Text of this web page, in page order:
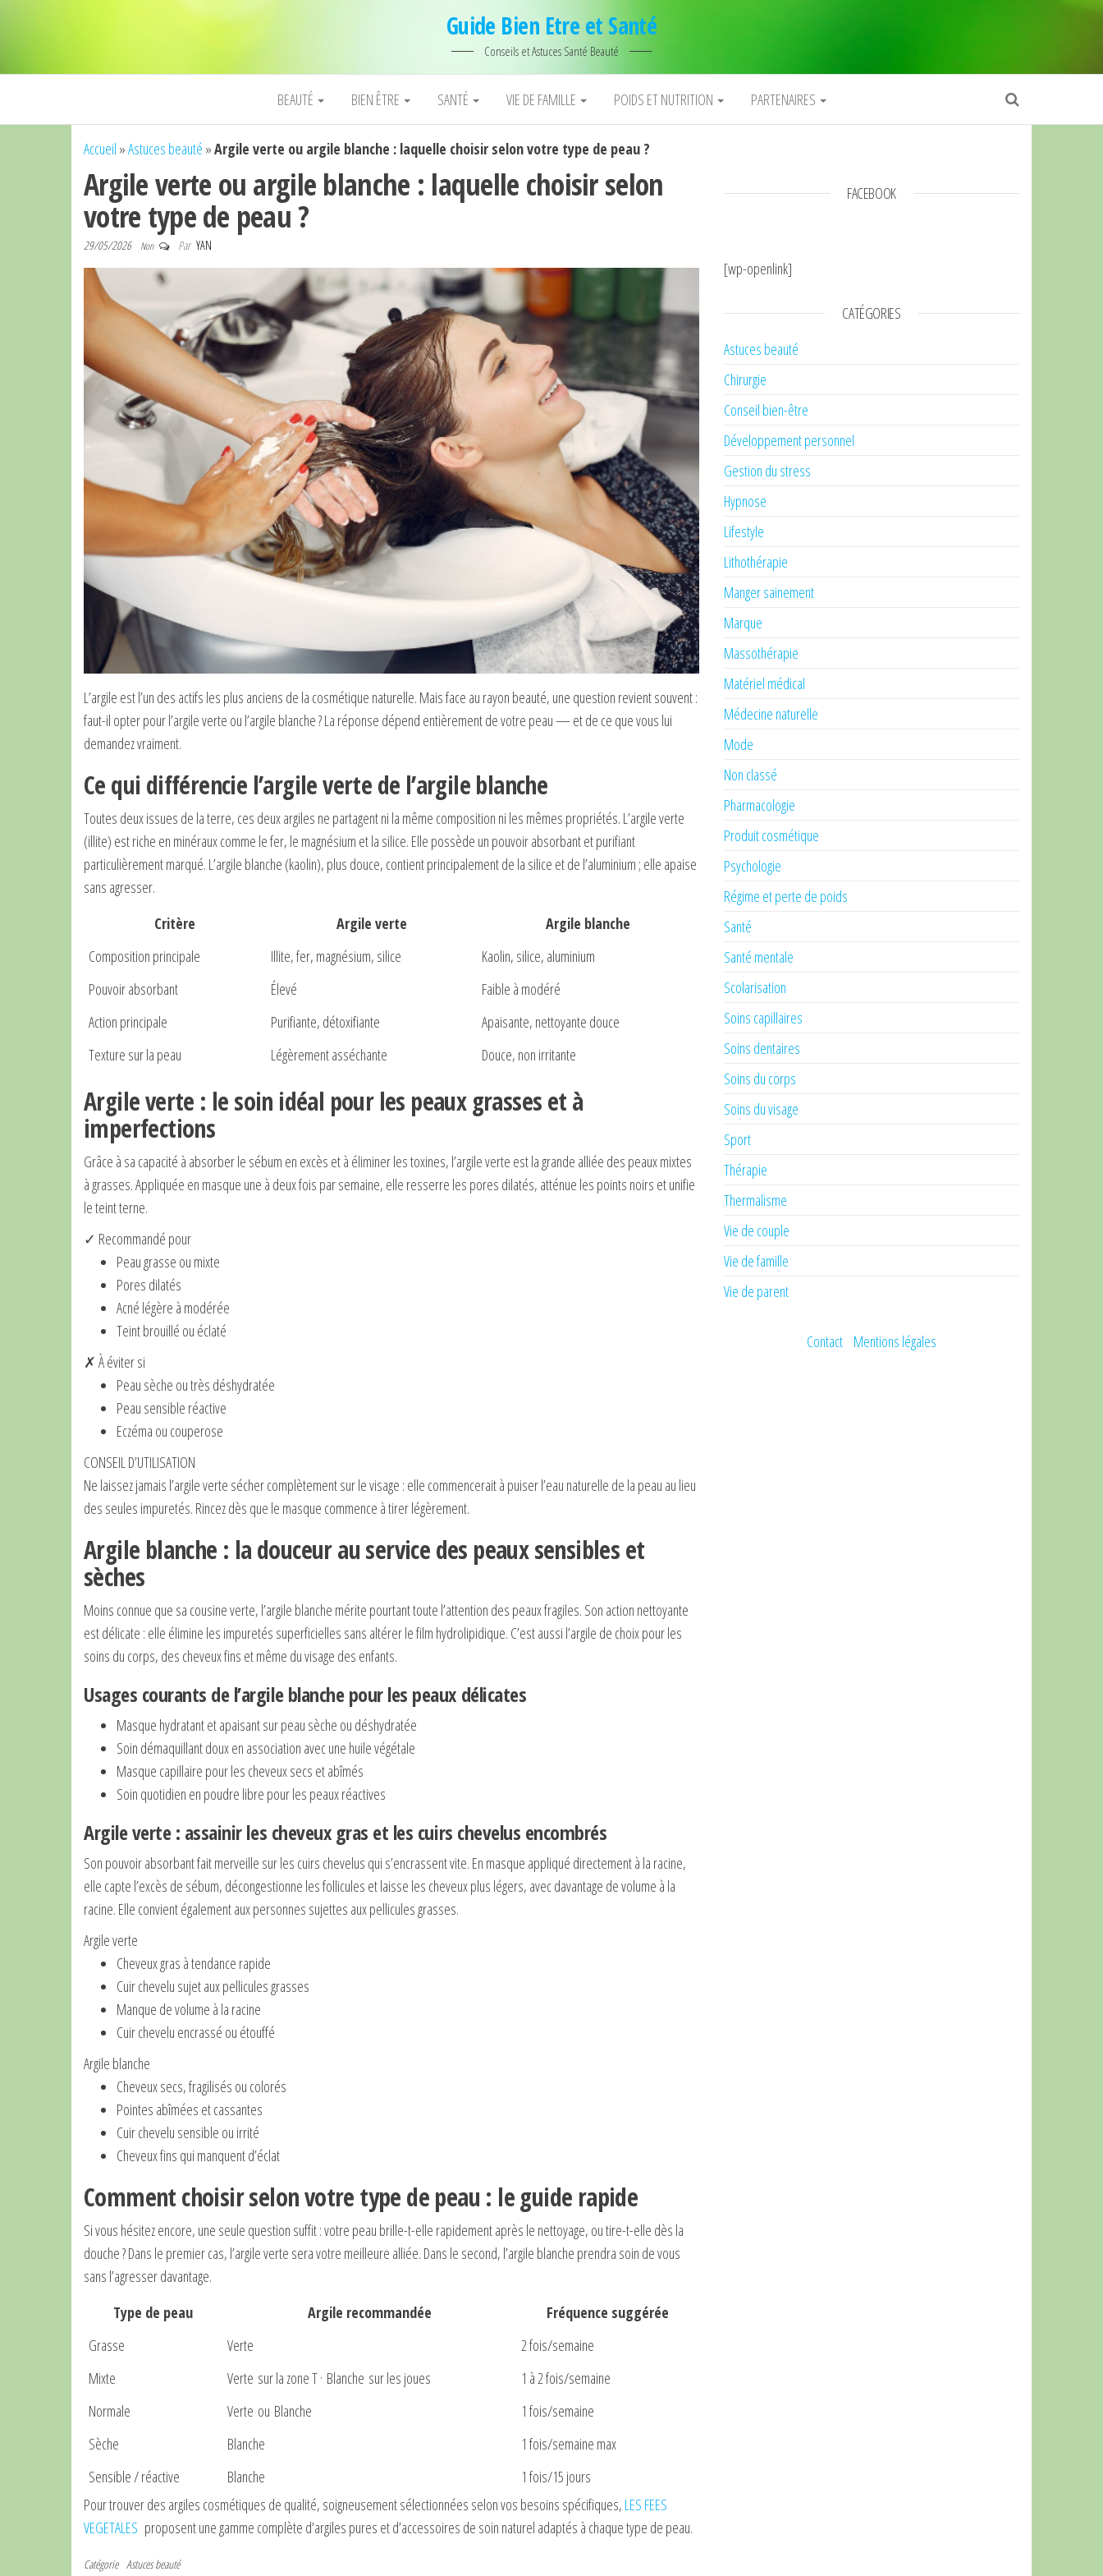
Guide Bien Etre et Santé
Conseils et Astuces Santé Beauté
BEAUTÉ BIEN ÊTRE SANTÉ VIE DE FAMILLE POIDS ET NUTRITION PARTENAIRES
Accueil »Astuces beauté »Argile verte ou argile blanche : laquelle choisir selon votre type de peau ?
Argile verte ou argile blanche : laquelle choisir selon
votre type de peau ?
29/05/2026 Non Par YAN
L’argile est l’un des actifs les plus anciens de la cosmétique naturelle. Mais face au rayon beauté, une question revient souvent :
faut-il opter pour l’argile verte ou l’argile blanche ? La réponse dépend entièrement de votre peau — et de ce que vous lui
demandez vraiment.
Ce qui différencie l’argile verte de l’argile blanche
Toutes deux issues de la terre, ces deux argiles ne partagent ni la même composition ni les mêmes propriétés. L’argile verte
(illite) est riche en minéraux comme le fer, le magnésium et la silice. Elle possède un pouvoir absorbant et purifiant
particulièrement marqué. L’argile blanche (kaolin), plus douce, contient principalement de la silice et de l’aluminium ; elle apaise
sans agresser.
Critère
Argile verte
Argile blanche
Composition principale
Illite, fer, magnésium, silice
Kaolin, silice, aluminium
Pouvoir absorbant
Élevé
Faible à modéré
Action principale
Purifiante, détoxifiante
Apaisante, nettoyante douce
Texture sur la peau
Légèrement asséchante Douce, non irritante
Argile verte : le soin idéal pour les peaux grasses et à
imperfections
Grâce à sa capacité à absorber le sébum en excès et à éliminer les toxines, l’argile verte est la grande alliée des peaux mixtes
à grasses. Appliquée en masque une à deux fois par semaine, elle resserre les pores dilatés, atténue les points noirs et unifie
le teint terne.
✓ Recommandé pour
Peau grasse ou mixte
Pores dilatés
Acné légère à modérée
Teint brouillé ou éclaté
✗ À éviter si
Peau sèche ou très déshydratée
Peau sensible réactive
Eczéma ou couperose
CONSEIL D’UTILISATION
Ne laissez jamais l’argile verte sécher complètement sur le visage : elle commencerait à puiser l’eau naturelle de la peau au lieu
des seules impuretés. Rincez dès que le masque commence à tirer légèrement.
Argile blanche : la douceur au service des peaux sensibles et
sèches
Moins connue que sa cousine verte, l’argile blanche mérite pourtant toute l’attention des peaux fragiles. Son action nettoyante
est délicate : elle élimine les impuretés superficielles sans altérer le film hydrolipidique. C’est aussi l’argile de choix pour les
soins du corps, des cheveux fins et même du visage des enfants.
Usages courants de l’argile blanche pour les peaux délicates
Masque hydratant et apaisant sur peau sèche ou déshydratée
Soin démaquillant doux en association avec une huile végétale
Masque capillaire pour les cheveux secs et abîmés
Soin quotidien en poudre libre pour les peaux réactives
Argile verte : assainir les cheveux gras et les cuirs chevelus encombrés
Son pouvoir absorbant fait merveille sur les cuirs chevelus qui s’encrassent vite. En masque appliqué directement à la racine,
elle capte l’excès de sébum, décongestionne les follicules et laisse les cheveux plus légers, avec davantage de volume à la
racine. Elle convient également aux personnes sujettes aux pellicules grasses.
Argile verte
Cheveux gras à tendance rapide
Cuir chevelu sujet aux pellicules grasses
Manque de volume à la racine
Cuir chevelu encrassé ou étouffé
Argile blanche
Cheveux secs, fragilisés ou colorés
Pointes abîmées et cassantes
Cuir chevelu sensible ou irrité
Cheveux fins qui manquent d’éclat
Comment choisir selon votre type de peau : le guide rapide
Si vous hésitez encore, une seule question suffit : votre peau brille-t-elle rapidement après le nettoyage, ou tire-t-elle dès la
douche ? Dans le premier cas, l’argile verte sera votre meilleure alliée. Dans le second, l’argile blanche prendra soin de vous
sans l’agresser davantage.
Type de peau
Argile recommandée
Fréquence suggérée
Grasse
Verte
2 fois/semaine
Mixte
Verte sur la zone T · Blanche sur les joues
1 à 2 fois/semaine
Normale
Verte ou Blanche
1 fois/semaine
Sèche
Blanche
1 fois/semaine max
Sensible / réactive
Blanche
1 fois/15 jours
Pour trouver des argiles cosmétiques de qualité, soigneusement sélectionnées selon vos besoins spécifiques, LES FEES
VEGETALES proposent une gamme complète d’argiles pures et d’accessoires de soin naturel adaptés à chaque type de peau.
Catégorie Astuces beauté
FACEBOOK
[wp-openlink]
CATÉGORIES
Astuces beauté
Chirurgie
Conseil bien-être
Développement personnel
Gestion du stress
Hypnose
Lifestyle
Lithothérapie
Manger sainement
Marque
Massothérapie
Matériel médical
Médecine naturelle
Mode
Non classé
Pharmacologie
Produit cosmétique
Psychologie
Régime et perte de poids
Santé
Santé mentale
Scolarisation
Soins capillaires
Soins dentaires
Soins du corps
Soins du visage
Sport
Thérapie
Thermalisme
Vie de couple
Vie de famille
Vie de parent
Contact Mentions légales